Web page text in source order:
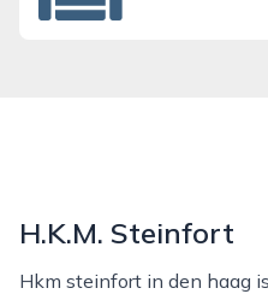
H.K.M. Steinfort
Hkm steinfort in den haag is een gespecialiseerd